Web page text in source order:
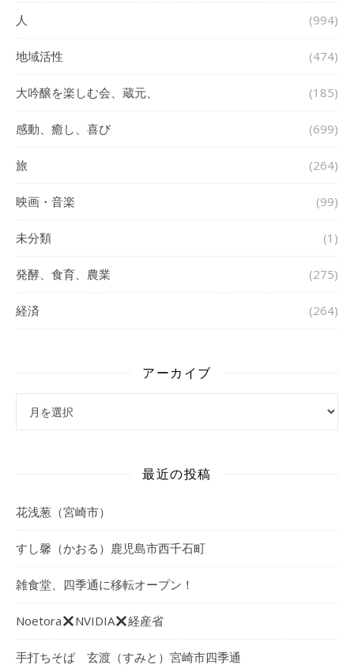
人 (994)
地域活性 (474)
大吟醸を楽しむ会、蔵元、 (185)
感動、癒し、喜び (699)
旅 (264)
映画・音楽 (99)
未分類 (1)
発酵、食育、農業 (275)
経済 (264)
アーカイブ
最近の投稿
花浅葱（宮崎市）
すし馨（かおる）鹿児島市西千石町
雑食堂、四季通に移転オープン！
Noetora NVIDIA 経産省
手打ちそば 玄渡（すみと）宮崎市四季通